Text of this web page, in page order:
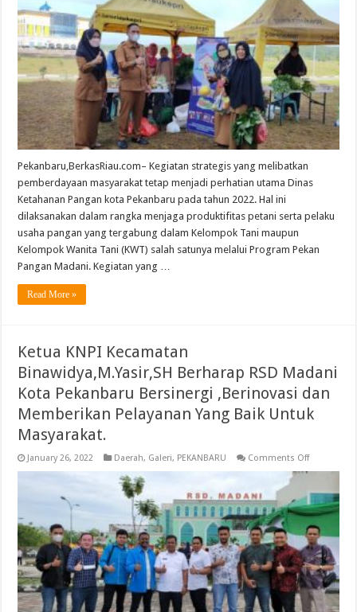
diharapkan
Sasar
tidak
kurang
dari
4.000
Pegawai
di
Komplek
Pemko
Bandaraya
Tenayan
Pekanbaru,BerkasRiau.com– Kegiatan strategis yang melibatkan
pemberdayaan masyarakat tetap menjadi perhatian utama Dinas
Ketahanan Pangan kota Pekanbaru pada tahun 2022. Hal ini
dilaksanakan dalam rangka menjaga produktifitas petani serta pelaku
usaha pangan yang tergabung dalam Kelompok Tani maupun
Kelompok Wanita Tani (KWT) salah satunya melalui Program Pekan
Pangan Madani. Kegiatan yang …
Read More »
Ketua KNPI Kecamatan
Binawidya,M.Yasir,SH Berharap RSD Madani
Kota Pekanbaru Bersinergi ,Berinovasi dan
Memberikan Pelayanan Yang Baik Untuk
Masyarakat.
January 26, 2022 Daerah, Galeri, PEKANBARU Comments Offon
Berharap
RSD
Madani
Kota
Pekanbaru
Bersinergi
,Berinovasi
dan
Pelayanan